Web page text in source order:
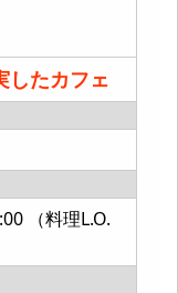
したカフェ
（料理L.O.